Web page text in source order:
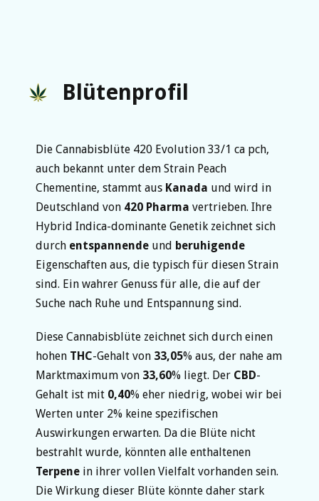
Blütenprofil
Die Cannabisblüte 420 Evolution 33/1 ca pch,
auch bekannt unter dem Strain Peach
Chementine, stammt aus Kanada und wird in
Deutschland von 420 Pharma vertrieben. Ihre
Hybrid Indica-dominante Genetik zeichnet sich
durch entspannende und beruhigende
Eigenschaften aus, die typisch für diesen Strain
sind. Ein wahrer Genuss für alle, die auf der
Suche nach Ruhe und Entspannung sind.
Diese Cannabisblüte zeichnet sich durch einen
hohen THC-Gehalt von 33,05% aus, der nahe am
Marktmaximum von 33,60% liegt. Der CBD-
Gehalt ist mit 0,40% eher niedrig, wobei wir bei
Werten unter 2% keine spezifischen
Auswirkungen erwarten. Da die Blüte nicht
bestrahlt wurde, könnten alle enthaltenen
Terpene in ihrer vollen Vielfalt vorhanden sein.
Die Wirkung dieser Blüte könnte daher stark